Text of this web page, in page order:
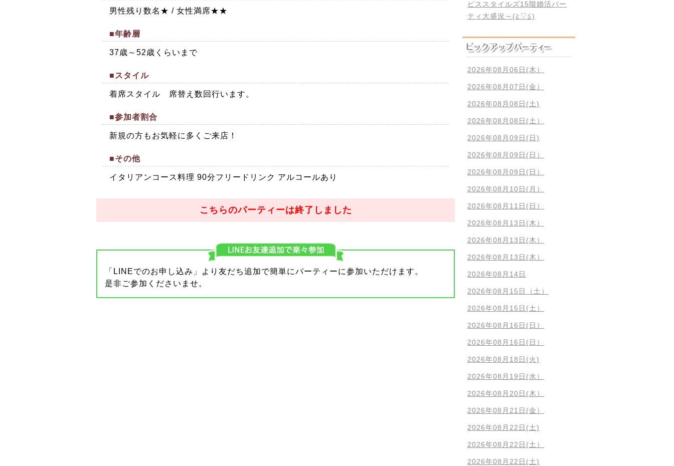
男性残り数名★ / 女性満席★★
■年齢層
37歳～52歳くらいまで
■スタイル
着席スタイル 席替え数回行います。
■参加者割合
新規の方もお気軽に多くご来店！
■その他
イタリアンコース料理 90分フリードリンク アルコールあり
こちらのパーティーは終了しました
「LINEでのお申し込み」より友だち追加で簡単にパーティーに参加いただけます。
是非ご参加くださいませ。
ビススタイルズ15階婚活パー
ティ大盛況～(≧▽≦)
2026年08月06日(木）
2026年08月07日(金）
2026年08月08日(土)
2026年08月08日(土）
2026年08月09日(日)
2026年08月09日(日）
2026年08月09日(日）
2026年08月10日(月）
2026年08月11日(日）
2026年08月13日(木）
2026年08月13日(木）
2026年08月13日(木）
2026年08月14日
2026年08月15日（土）
2026年08月15日(土）
2026年08月16日(日）
2026年08月16日(日）
2026年08月18日(火)
2026年08月19日(水）
2026年08月20日(木）
2026年08月21日(金）
2026年08月22日(土)
2026年08月22日(土）
2026年08月22日(土)